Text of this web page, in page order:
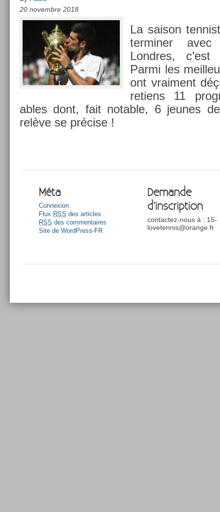
20 novembre 2018
La saison
ter­min­er
Londres,
Parmi les
ont vrai­ment
re­tiens 11
ables dont, fait not­able, 6 jeunes
relève se précise !
Méta
Connexion
Flux RSS des articles
RSS des commentaires
Site de WordPress-FR
Demande
d’inscription
contactez-nous à : 15-
lovetennis@orange.fr